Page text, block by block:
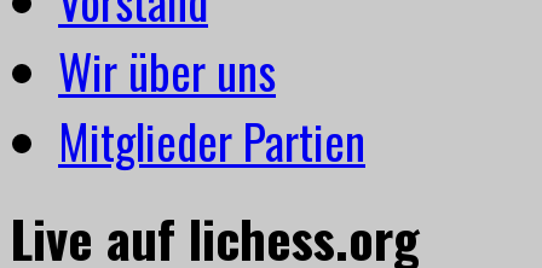
Wir über uns
Mitglieder Partien
Live auf lichess.org